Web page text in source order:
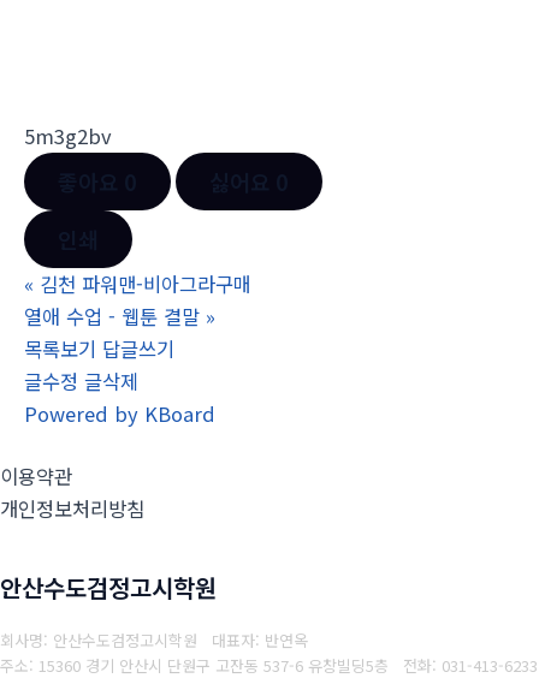
5m3g2bv
« 김천 파워맨-비아그라구매
열애 수업 - 웹툰 결말 »
목록보기 답글쓰기
글수정 글삭제
Powered by KBoard
이용약관
개인정보처리방침
안산수도검정고시학원
회사명: 안산수도검정고시학원 대표자: 반연옥
주소: 15360 경기 안산시 단원구 고잔동 537-6 유창빌딩5층 전화: 031-413-6233